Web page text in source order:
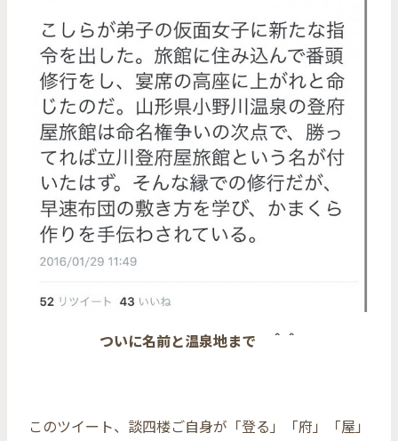
ついに名前と温泉地まで ＾＾
このツイート、談四楼ご自身が「登る」「府」「屋」